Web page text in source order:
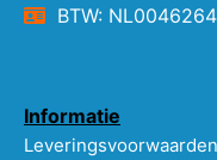
BTW:
Informatie
Leveringsvoorwaarden